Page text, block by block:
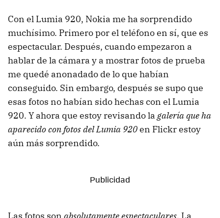
Con el Lumia 920, Nokia me ha sorprendido
muchísimo. Primero por el teléfono en sí, que es
espectacular. Después, cuando empezaron a
hablar de la cámara y a mostrar fotos de prueba
me quedé anonadado de lo que habían
conseguido. Sin embargo, después se supo que
esas fotos no habían sido hechas con el Lumia
920. Y ahora que estoy revisando la galería que ha
aparecido con fotos del Lumia 920en Flickr estoy
aún más sorprendido.
Las fotos son absolutamente espectaculares. La